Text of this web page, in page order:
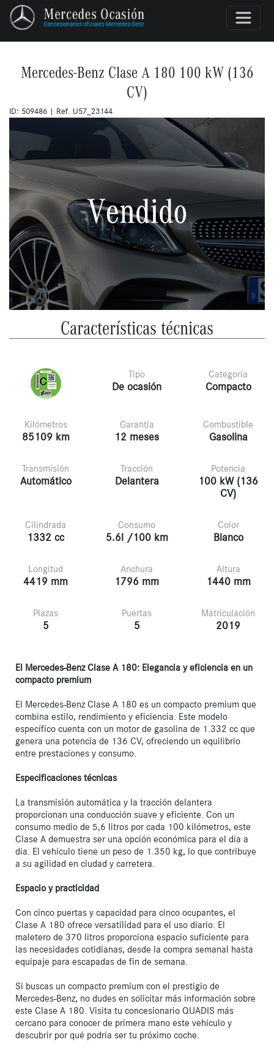
Mercedes-Benz Clase A 180 100 kW (136
CV)
ID: 509486 | Ref. U57_23144
Características técnicas
Tipo
De ocasión
Categoría
Compacto
Kilómetros
85109 km
Garantía
12 meses
Combustible
Gasolina
Transmisión
Automático
Tracción
Delantera
Potencia
100 kW (136
CV)
Cilindrada
1332 cc
Consumo
5.6l /100 km
Color
Blanco
Longitud
4419 mm
Anchura
1796 mm
Altura
1440 mm
Plazas
5
Puertas
5
Matriculación
2019
El Mercedes-Benz Clase A 180: Elegancia y eficiencia en un
compacto premium
El Mercedes-Benz Clase A 180 es un compacto premium que
combina estilo, rendimiento y eficiencia. Este modelo
específico cuenta con un motor de gasolina de 1.332 cc que
genera una potencia de 136 CV, ofreciendo un equilibrio
entre prestaciones y consumo.
Especificaciones técnicas
La transmisión automática y la tracción delantera
proporcionan una conducción suave y eficiente. Con un
consumo medio de 5,6 litros por cada 100 kilómetros, este
Clase A demuestra ser una opción económica para el día a
día. El vehículo tiene un peso de 1.350 kg, lo que contribuye
a su agilidad en ciudad y carretera.
Espacio y practicidad
Con cinco puertas y capacidad para cinco ocupantes, el
Clase A 180 ofrece versatilidad para el uso diario. El
maletero de 370 litros proporciona espacio suficiente para
las necesidades cotidianas, desde la compra semanal hasta
equipaje para escapadas de fin de semana.
Si buscas un compacto premium con el prestigio de
Mercedes-Benz, no dudes en solicitar más información sobre
este Clase A 180. Visita tu concesionario QUADIS más
cercano para conocer de primera mano este vehículo y
descubrir por qué podría ser tu próximo coche.